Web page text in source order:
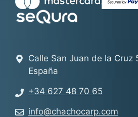
Calle San Juan de la Cruz
España
+34 627 48 70 65
info@chachocarp.com